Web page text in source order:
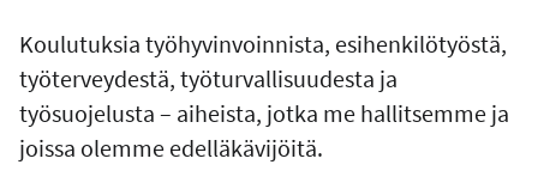
Koulutuksia työhyvinvoinnista, esihenkilötyöstä,
työterveydestä, työturvallisuudesta ja
työsuojelusta – aiheista, jotka me hallitsemme ja
joissa olemme edelläkävijöitä.